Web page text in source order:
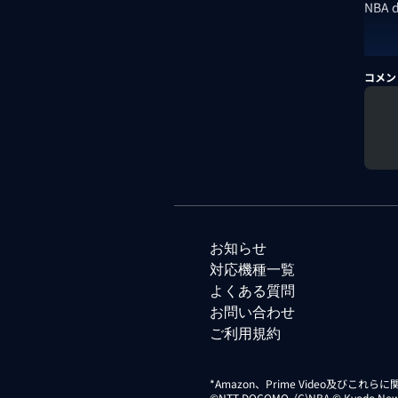
NBA
コメ
お知らせ
対応機種一覧
よくある質問
お問い合わせ
ご利用規約
*Amazon、Prime Video及びこれらに